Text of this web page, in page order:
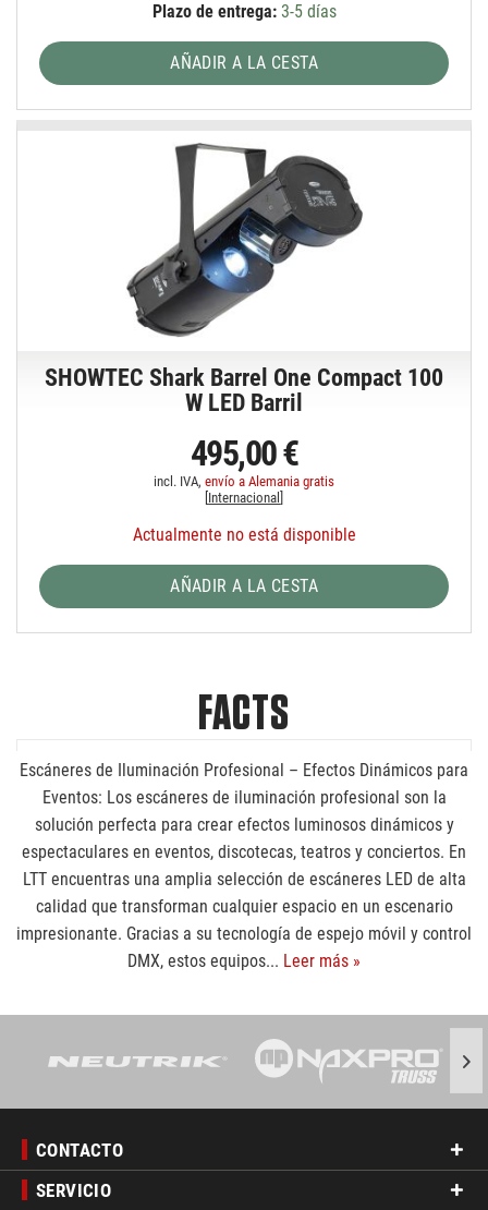
Plazo de entrega:3-5 días
AÑADIR A LA CESTA
SHOWTEC Shark Barrel One Compact 100
W LED Barril
495,00 €
incl. IVA,envío a Alemania gratis
Internacional
Actualmente no está disponible
AÑADIR A LA CESTA
FACTS
Escáneres de Iluminación Profesional – Efectos Dinámicos para
Eventos: Los escáneres de iluminación profesional son la
solución perfecta para crear efectos luminosos dinámicos y
espectaculares en eventos, discotecas, teatros y conciertos. En
LTT encuentras una amplia selección de escáneres LED de alta
calidad que transforman cualquier espacio en un escenario
impresionante. Gracias a su tecnología de espejo móvil y control
DMX, estos equipos... Leer más »
CONTACTO
SERVICIO